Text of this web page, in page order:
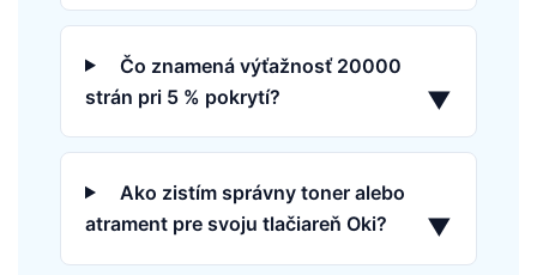
Čo znamená výťažnosť 20000
strán pri 5 % pokrytí?
▼
Ako zistím správny toner alebo
atrament pre svoju tlačiareň Oki?
▼